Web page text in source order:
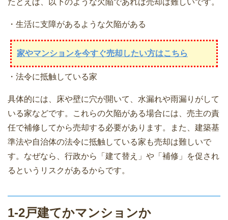
たとえば、以下のような欠陥であれば売却は難しいです。
・生活に支障があるような欠陥がある
家やマンションを今すぐ売却したい方はこちら
・法令に抵触している家
具体的には、床や壁に穴が開いて、水漏れや雨漏りがして
いる家などです。これらの欠陥がある場合には、売主の責
任で補修してから売却する必要があります。また、建築基
準法や自治体の法令に抵触している家も売却は難しいで
す。なぜなら、行政から「建て替え」や「補修」を促され
るというリスクがあるからです。
1-2戸建てかマンションか